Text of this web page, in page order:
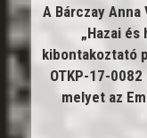
A Bárczay
„Hazai
kibontakoztató
OTKP-17-
melyet az